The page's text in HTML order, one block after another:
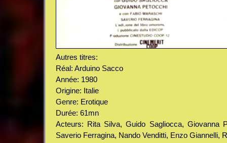
Autres titres:
Réal: Arduino Sacco
Année: 1980
Origine: Italie
Genre: Erotique
Durée: 61mn
Acteurs: Rita Silva, Guido Sagliocca, Giovanna
Saverio Ferragina, Nando Venditti, Enzo Giannelli,